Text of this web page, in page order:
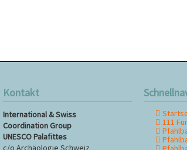
Kontakt
International & Swiss
Coordination Group
UNESCO Palafittes
c/o Archäologie Schweiz
Navigation
111